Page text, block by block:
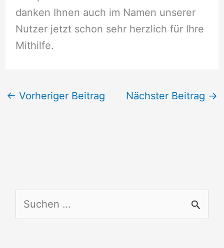
danken Ihnen auch im Namen unserer
Nutzer jetzt schon sehr herzlich für Ihre
Mithilfe.
← Vorheriger Beitrag Nächster Beitrag →
u